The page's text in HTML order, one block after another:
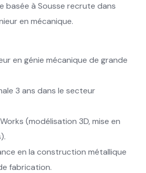
basée à Sousse recrute dans
en mécanique.
en génie mécanique de grande
3 ans dans le secteur
(modélisation 3D, mise en
en la construction métallique
fabrication.